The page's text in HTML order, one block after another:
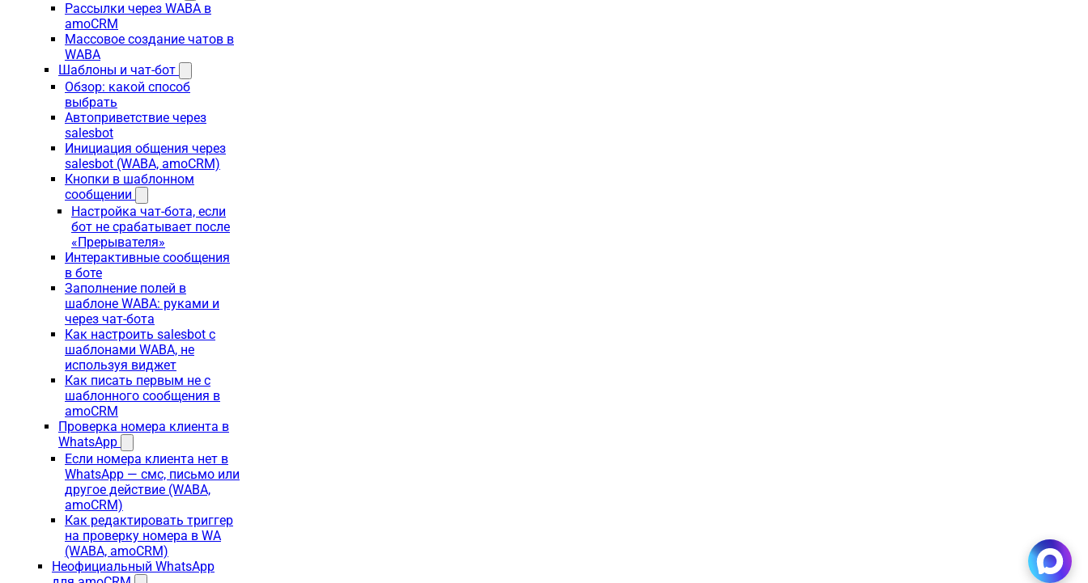
Рассылки через WABA в
amoCRM
Массовое создание чатов в
WABA
Шаблоны и чат-бот
Обзор: какой способ
выбрать
Автоприветствие через
salesbot
Инициация общения через
salesbot (WABA, amoCRM)
Кнопки в шаблонном
сообщении
Настройка чат-бота, если
бот не срабатывает после
«Прерывателя»
Интерактивные сообщения
в боте
Заполнение полей в
шаблоне WABA: руками и
через чат-бота
Как настроить salesbot с
шаблонами WABA, не
используя виджет
Как писать первым не с
шаблонного сообщения в
amoCRM
Проверка номера клиента в
WhatsApp
Если номера клиента нет в
WhatsApp — смс, письмо или
другое действие (WABA,
amoCRM)
Как редактировать триггер
на проверку номера в WA
(WABA, amoCRM)
Неофициальный WhatsApp